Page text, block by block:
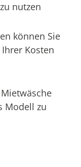
nutzen
können Sie
Kosten
Modell zu